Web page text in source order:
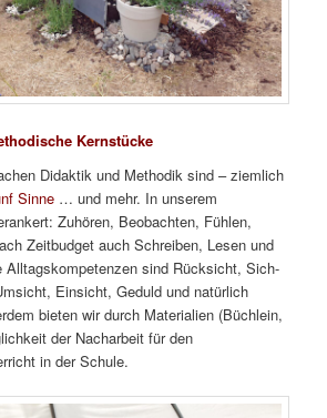
Kernstücke
Didaktik und Methodik sind – ziemlich
Sinne … und mehr. In unserem
Zuhören, Beobachten, Fühlen,
Zeitbudget auch Schreiben, Lesen und
Alltagskompetenzen sind Rücksicht, Sich-
Einsicht, Geduld und natürlich
bieten wir durch Materialien (Büchlein,
der Nacharbeit für den
in der Schule.